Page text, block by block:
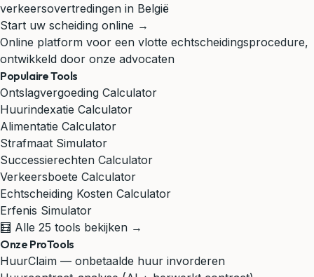
verkeersovertredingen in België
Start uw scheiding online →
Online platform voor een vlotte echtscheidingsprocedure,
ontwikkeld door onze advocaten
Populaire Tools
Ontslagvergoeding Calculator
Huurindexatie Calculator
Alimentatie Calculator
Strafmaat Simulator
Successierechten Calculator
Verkeersboete Calculator
Echtscheiding Kosten Calculator
Erfenis Simulator
🧮 Alle 25 tools bekijken →
Onze ProTools
HuurClaim — onbetaalde huur invorderen